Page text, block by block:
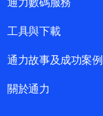
工具與下載
通力故事及成功案例
關於通力